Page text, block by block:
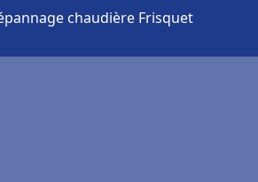
chaudière Frisquet